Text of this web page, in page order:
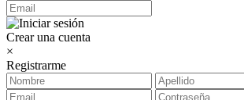
Crear una cuenta
×
Registrarme